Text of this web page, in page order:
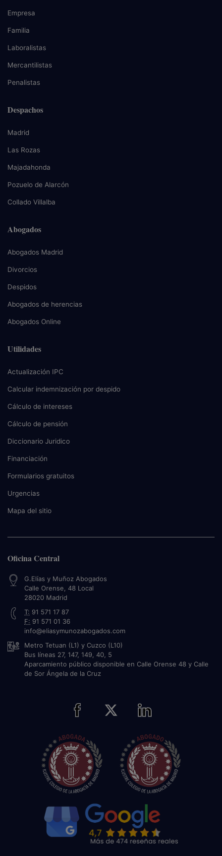
Empresa
Familia
Laboralistas
Mercantilistas
Penalistas
Despachos
Madrid
Las Rozas
Majadahonda
Pozuelo de Alarcón
Collado Villalba
Abogados
Abogados Madrid
Divorcios
Despidos
Abogados de herencias
Abogados Online
Utilidades
Actualización IPC
Calcular indemnización por despido
Cálculo de intereses
Cálculo de pensión
Diccionario Juridico
Financiación
Formularios gratuitos
Urgencias
Mapa del sitio
Oficina Central
G.Elías y Muñoz Abogados
Calle Orense, 48 Local
28020 Madrid
T: 91 571 17 87
F: 91 571 01 36
info@eliasymunozabogados.com
Metro Tetuan (L1) y Cuzco (L10)
Bus líneas 27, 147, 149, 40, 5
Aparcamiento público disponible en Calle Orense 48 y Calle
de Sor Ángela de la Cruz